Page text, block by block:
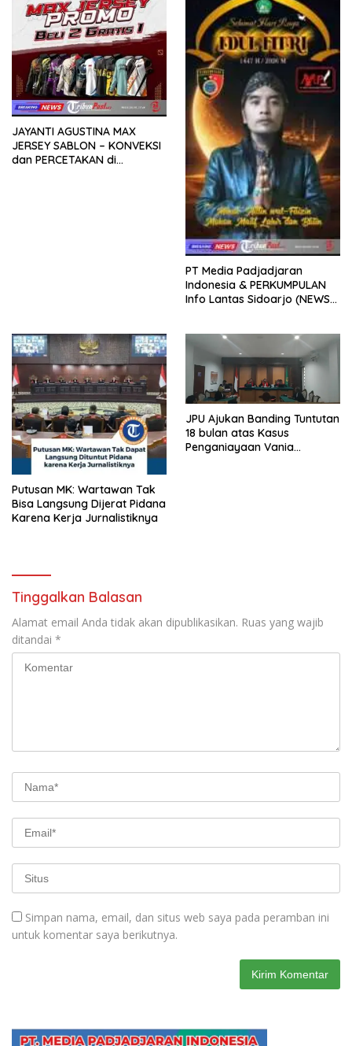
JAYANTI AGUSTINA MAX
JERSEY SABLON – KONVEKSI
dan PERCETAKAN di
PT Media Padjadjaran
Indonesia & PERKUMPULAN
Info Lantas Sidoarjo (NEWS
2026 M
Putusan MK: Wartawan Tak
Bisa Langsung Dijerat Pidana
Karena Kerja Jurnalistiknya
JPU Ajukan Banding Tuntutan
18 bulan atas Kasus
Penganiayaan Vania
Tinggalkan Balasan
Alamat email Anda tidak akan dipublikasikan. Ruas yang wajib
ditandai *
Simpan nama, email, dan situs web saya pada peramban ini
untuk komentar saya berikutnya.